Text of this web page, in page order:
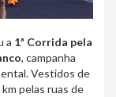
a 1ª Corrida pela
, campanha
Vestidos de
pelas ruas de